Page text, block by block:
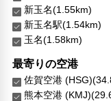
新玉名(1.55km)
新玉名駅(1.54km)
玉名(1.58km)
最寄りの空港
佐賀空港
熊本空港